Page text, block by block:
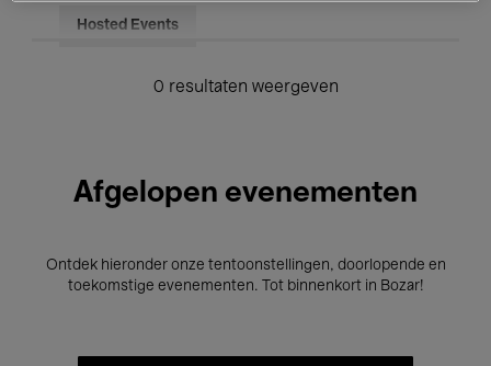
Hosted Events
0 resultaten weergeven
Afgelopen evenementen
Ontdek hieronder onze tentoonstellingen, doorlopende en
toekomstige evenementen. Tot binnenkort in Bozar!